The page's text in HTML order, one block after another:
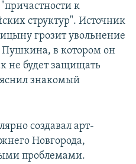
к
структур". Источник
грозит увольнение
в котором он
не будет защищать
знакомый
создавал арт-
Новгорода,
проблемами.